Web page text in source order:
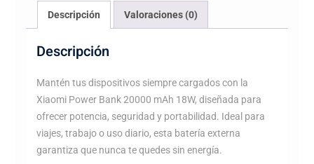
cantidadDescripción Valoraciones (0)
Descripción
Mantén tus dispositivos siempre cargados con la
Xiaomi Power Bank 20000 mAh 18W, diseñada para
ofrecer potencia, seguridad y portabilidad. Ideal para
viajes, trabajo o uso diario, esta batería externa
garantiza que nunca te quedes sin energía.